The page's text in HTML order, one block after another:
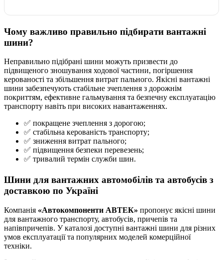
Чому важливо правильно підбирати вантажні
шини?
Неправильно підібрані шини можуть призвести до
підвищеного зношування ходової частини, погіршення
керованості та збільшення витрат пального. Якісні вантажні
шини забезпечують стабільне зчеплення з дорожнім
покриттям, ефективне гальмування та безпечну експлуатацію
транспорту навіть при високих навантаженнях.
✅ покращене зчеплення з дорогою;
✅ стабільна керованість транспорту;
✅ зниження витрат пального;
✅ підвищення безпеки перевезень;
✅ тривалий термін служби шин.
Шини для вантажних автомобілів та автобусів з
доставкою по Україні
Компанія «Автокомпоненти АВТЕК» пропонує якісні шини
для вантажного транспорту, автобусів, причепів та
напівпричепів. У каталозі доступні вантажні шини для різних
умов експлуатації та популярних моделей комерційної
техніки.